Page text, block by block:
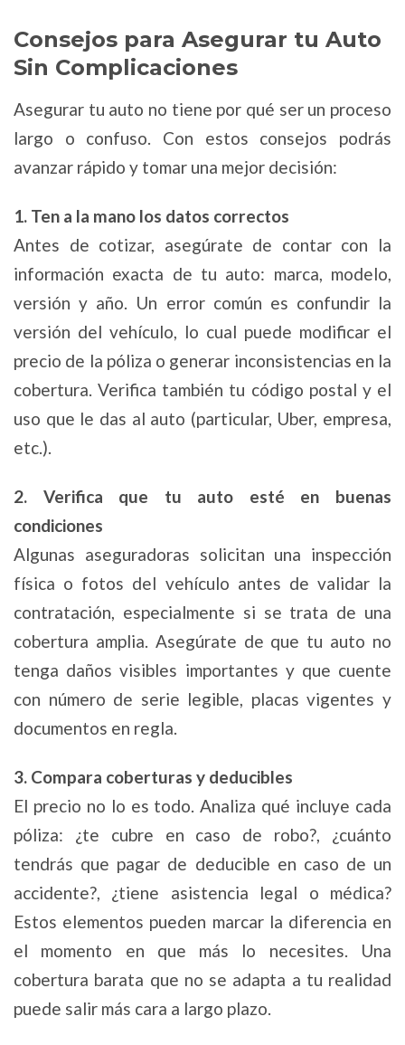
Consejos para Asegurar tu Auto
Sin Complicaciones
Asegurar tu auto no tiene por qué ser un proceso
largo o confuso. Con estos consejos podrás
avanzar rápido y tomar una mejor decisión:
1. Ten a la mano los datos correctos
Antes de cotizar, asegúrate de contar con la
información exacta de tu auto: marca, modelo,
versión y año. Un error común es confundir la
versión del vehículo, lo cual puede modificar el
precio de la póliza o generar inconsistencias en la
cobertura. Verifica también tu código postal y el
uso que le das al auto (particular, Uber, empresa,
etc.).
2. Verifica que tu auto esté en buenas
condiciones
Algunas aseguradoras solicitan una inspección
física o fotos del vehículo antes de validar la
contratación, especialmente si se trata de una
cobertura amplia. Asegúrate de que tu auto no
tenga daños visibles importantes y que cuente
con número de serie legible, placas vigentes y
documentos en regla.
3. Compara coberturas y deducibles
El precio no lo es todo. Analiza qué incluye cada
póliza: ¿te cubre en caso de robo?, ¿cuánto
tendrás que pagar de deducible en caso de un
accidente?, ¿tiene asistencia legal o médica?
Estos elementos pueden marcar la diferencia en
el momento en que más lo necesites. Una
cobertura barata que no se adapta a tu realidad
puede salir más cara a largo plazo.